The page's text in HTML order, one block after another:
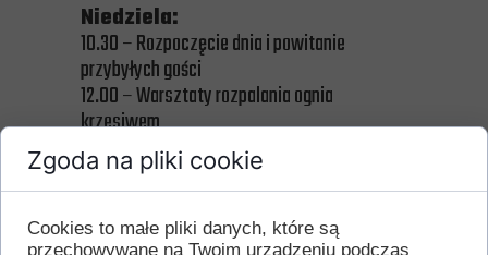
Niedziela:
10.30 – Rozpoczęcie dnia i powitanie
przybyłych gości
12.00 – Warsztaty rozpalania ognia
krzesiwem
13.00 – W pańskiej spiżarni
14.00 – Gry i zabawy plebejskie z udziałem
publiczności
15.00 – Zakończenie weekendu
Zgoda na pliki cookie
Cookies to małe pliki danych, które są
przechowywane na Twoim urządzeniu podczas